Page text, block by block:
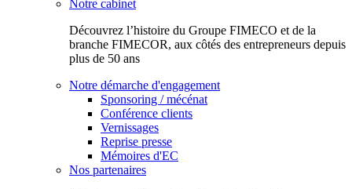
Notre cabinet
Découvrez l’histoire du Groupe FIMECO et de la
branche FIMECOR, aux côtés des entrepreneurs depuis
plus de 50 ans
Notre démarche d'engagement
Sponsoring / mécénat
Conférence clients
Vernissages
Reprise presse
Mémoires d'EC
Nos partenaires